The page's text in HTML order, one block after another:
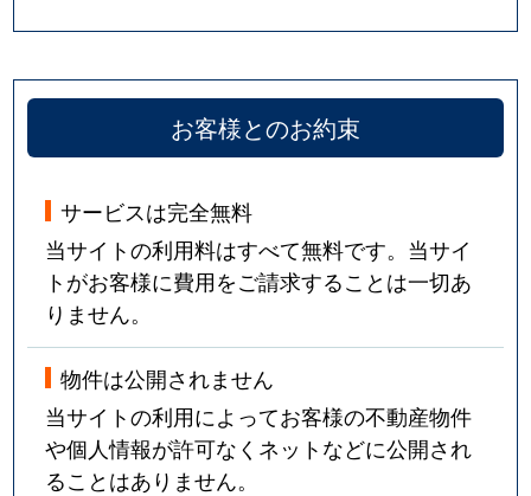
お客様とのお約束
サービスは完全無料
当サイトの利用料はすべて無料です。当サイ
トがお客様に費用をご請求することは一切あ
りません。
物件は公開されません
当サイトの利用によってお客様の不動産物件
や個人情報が許可なくネットなどに公開され
ることはありません。